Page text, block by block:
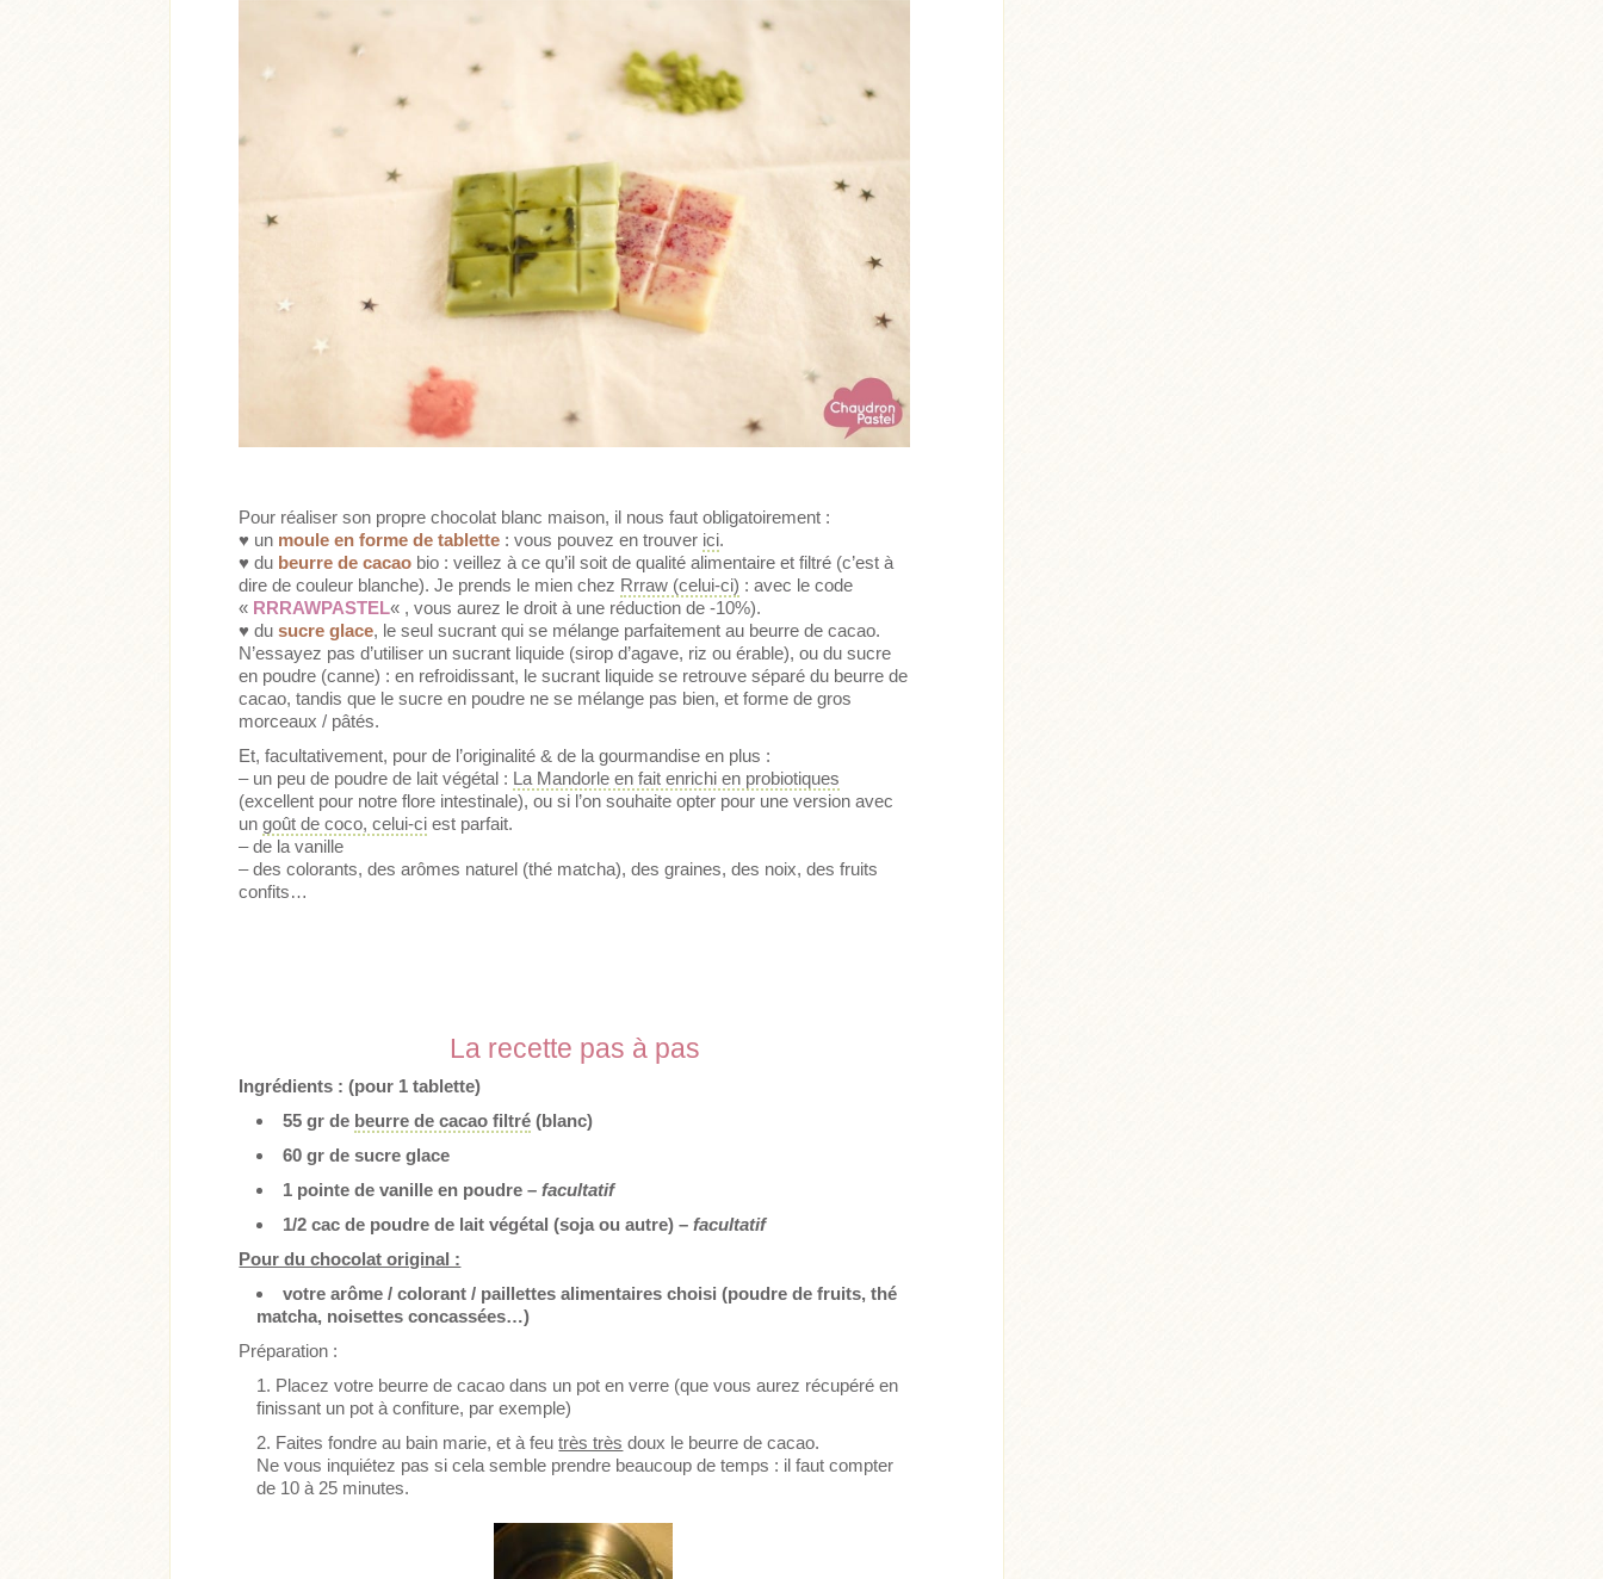
Pour réaliser son propre chocolat blanc maison, il nous faut obligatoirement :
♥ un moule en forme de tablette : vous pouvez en trouver ici.
♥ du beurre de cacao bio : veillez à ce qu’il soit de qualité alimentaire et filtré (c’est à
dire de couleur blanche). Je prends le mien chez Rrraw (celui-ci) : avec le code
« RRRAWPASTEL« , vous aurez le droit à une réduction de -10%).
♥ dusucre glace, le seul sucrant qui se mélange parfaitement au beurre de cacao.
N’essayez pas d’utiliser un sucrant liquide (sirop d’agave, riz ou érable), ou du sucre
en poudre (canne) : en refroidissant, le sucrant liquide se retrouve séparé du beurre de
cacao, tandis que le sucre en poudre ne se mélange pas bien, et forme de gros
morceaux / pâtés.
Et, facultativement, pour de l’originalité & de la gourmandise en plus :
– un peu de poudre de lait végétal : La Mandorle en fait enrichi en probiotiques
(excellent pour notre flore intestinale), ou si l’on souhaite opter pour une version avec
ungoût de coco, celui-ci est parfait.
– de la vanille
– des colorants, des arômes naturel (thé matcha), des graines, des noix, des fruits
confits…
La recette pas à pas
Ingrédients : (pour 1 tablette)
55 gr de beurre de cacao filtré(blanc)
60 gr de sucre glace
1 pointe de vanille en poudre – facultatif
1/2 cac de poudre de lait végétal (soja ou autre) – facultatif
Pour du chocolat original :
votre arôme / colorant / paillettes alimentaires choisi (poudre de fruits, thé
matcha, noisettes concassées…)
Préparation :
Placez votre beurre de cacao dans un pot en verre (que vous aurez récupéré en
finissant un pot à confiture, par exemple)
Faites fondre au bain marie, et à feutrès très doux le beurre de cacao.
Ne vous inquiétez pas si cela semble prendre beaucoup de temps : il faut compter
de 10 à 25 minutes.